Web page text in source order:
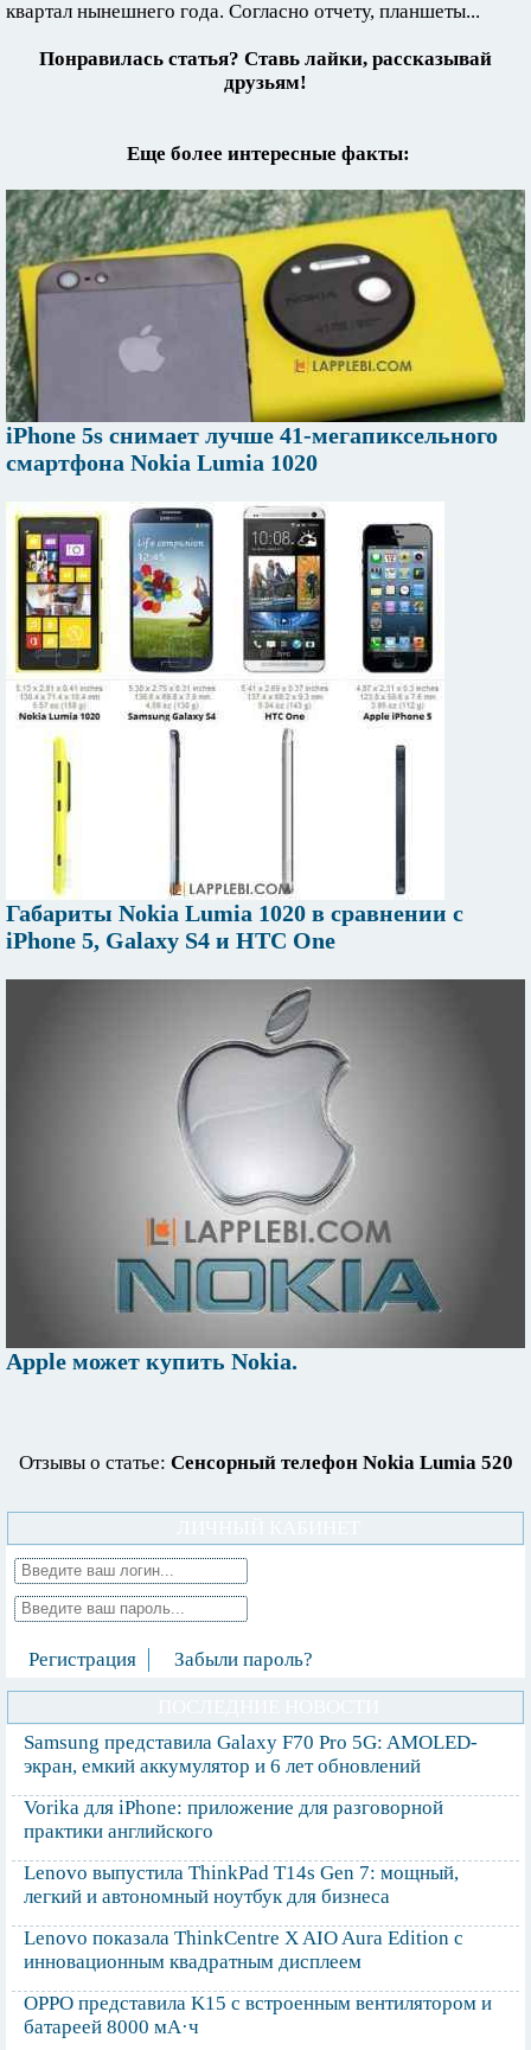
квартал нынешнего года. Согласно отчету, планшеты...
Понравилась статья? Ставь лайки, рассказывай
друзьям!
Еще более интересные факты:
iPhone 5s снимает лучше 41-мегапиксельного
смартфона Nokia Lumia 1020
Габариты Nokia Lumia 1020 в сравнении с
iPhone 5, Galaxy S4 и HTC One
Apple может купить Nokia.
Отзывы о статье: Сенсорный телефон Nokia Lumia 520
Регистрация Забыли пароль?
Samsung представила Galaxy F70 Pro 5G: AMOLED-
экран, емкий аккумулятор и 6 лет обновлений
Vorika для iPhone: приложение для разговорной
практики английского
Lenovo выпустила ThinkPad T14s Gen 7: мощный,
легкий и автономный ноутбук для бизнеса
Lenovo показала ThinkCentre X AIO Aura Edition с
инновационным квадратным дисплеем
OPPO представила K15 с встроенным вентилятором и
батареей 8000 мА·ч